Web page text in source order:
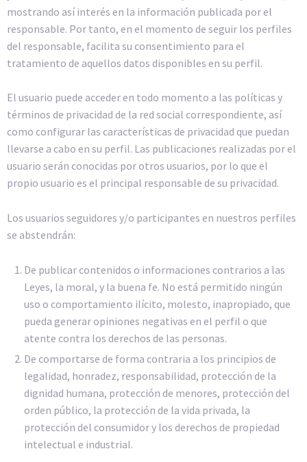
mostrando así interés en la información publicada por el
responsable. Por tanto, en el momento de seguir los perfiles
del responsable, facilita su consentimiento para el
tratamiento de aquellos datos disponibles en su perfil.
El usuario puede acceder en todo momento a las políticas y
términos de privacidad de la red social correspondiente, así
como configurar las características de privacidad que puedan
llevarse a cabo en su perfil. Las publicaciones realizadas por el
usuario serán conocidas por otros usuarios, por lo que el
propio usuario es el principal responsable de su privacidad.
Los usuarios seguidores y/o participantes en nuestros perfiles
se abstendrán:
De publicar contenidos o informaciones contrarios a las
Leyes, la moral, y la buena fe. No está permitido ningún
uso o comportamiento ilícito, molesto, inapropiado, que
pueda generar opiniones negativas en el perfil o que
atente contra los derechos de las personas.
De comportarse de forma contraria a los principios de
legalidad, honradez, responsabilidad, protección de la
dignidad humana, protección de menores, protección del
orden público, la protección de la vida privada, la
protección del consumidor y los derechos de propiedad
intelectual e industrial.